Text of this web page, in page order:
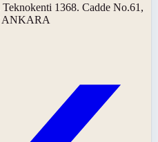
1368. Cadde No.61,
ANKARA